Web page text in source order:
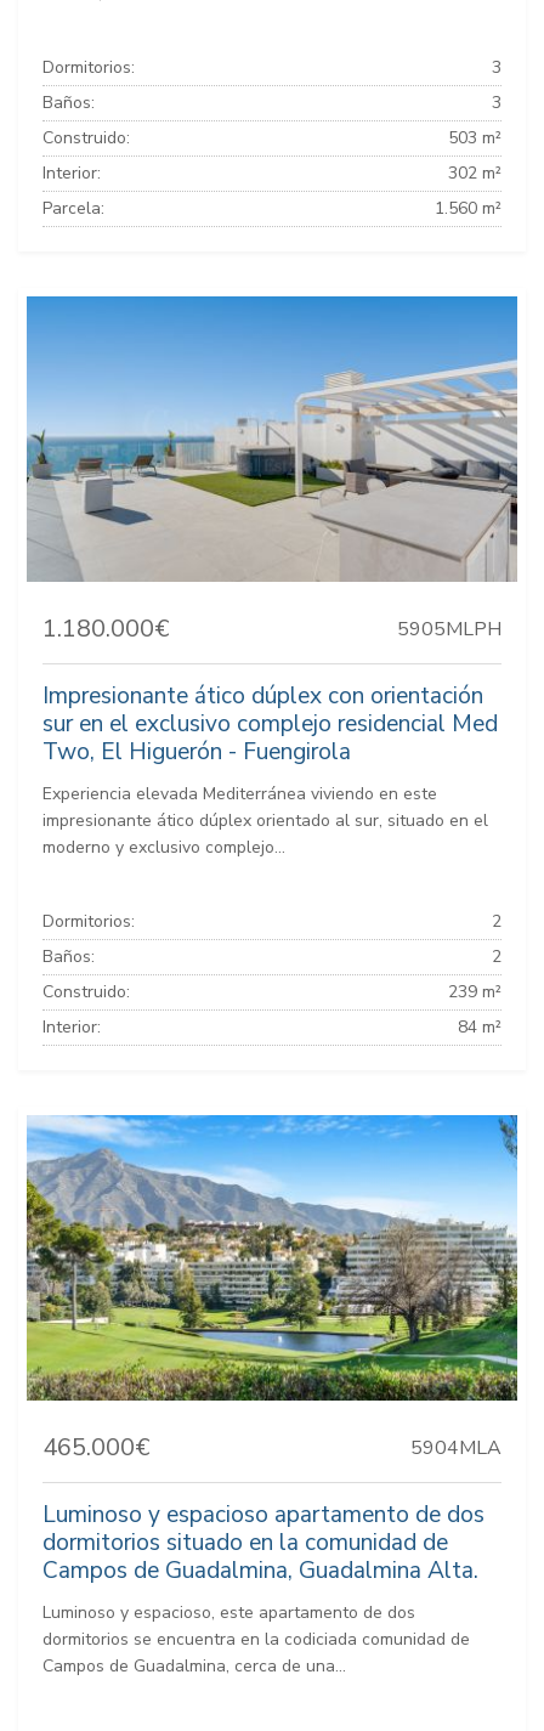
Dormitorios:
3
Baños:
3
Construido:
503 m²
Interior:
302 m²
Parcela:
1.560 m²
1.180.000€ 5905MLPH
Impresionante ático dúplex con orientación
sur en el exclusivo complejo residencial Med
Two, El Higuerón - Fuengirola
Experiencia elevada Mediterránea viviendo en este
impresionante ático dúplex orientado al sur, situado en el
moderno y exclusivo complejo...
Dormitorios:
2
Baños:
2
Construido:
239 m²
Interior:
84 m²
465.000€ 5904MLA
Luminoso y espacioso apartamento de dos
dormitorios situado en la comunidad de
Campos de Guadalmina, Guadalmina Alta.
Luminoso y espacioso, este apartamento de dos
dormitorios se encuentra en la codiciada comunidad de
Campos de Guadalmina, cerca de una...